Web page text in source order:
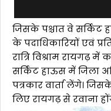
जिसके पश्चात वे सर्किट
के पदाधिकारियों एवं
रात्रि विश्राम रायगढ़
सर्किट हाऊस में जिला
पत्रकार वार्ता लेंगे।
लिए रायगढ़ से रवाना